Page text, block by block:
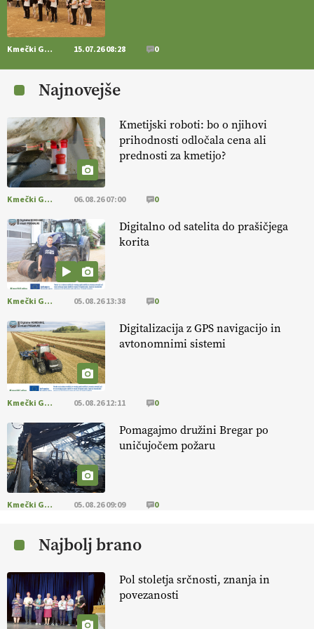
varnost,
okolje in kakovost življenja. VEČ
https://t.co/K0USFPJ5fJ @EUAgri #IMCAP #CAP
https://t.co/vcHhoOixHy
14.07.2026
[EKOloško = LOGIČNO ]
Danes ni pomembna le količina hrane,
ampak tudi način njene pridelave
@EUAgri #imcap #cap #blog https://t.co/2sllAmcKwG
[EKOloško = LOGIČNO
prilagojene sorte
so temelj uspešne ekološke pridelave.
https://t.co/OQSsax7l8V @EUAgri #IMCAP #CAP
https://t.co/PAL0zlhVia
[EKOloško = LOGIČNO
aronije
v dobrem desetletju zrasla v uspešno kmetijsko in
podjetniško zgodbo.
#IMCAP #CAP https://t.co/xp1oihBDaJ
[EKOloško = LOGIČNO
v tujini
. Zato je ekološka pridelava odlična priložnost za slovenske
vinarje
. VEČ
https://t.co/XAe9EbeAbK @EUAgri #IMCAP #CAP
https://t.co/01qpoeLyNP
kmetijstva in uspešno prenovo kmetij
. VEČ
https://t.co/RRn8unbwXp @EUAgri #IMCAP #CAP
https://t.co/mnLHFv2VuP
Kmečki Glas 15.07.26 08:28 0
Najnovejše
Kmetijski roboti: bo o njihovi
prihodnosti odločala cena ali
prednosti za kmetijo?
Kmečki Glas 06.08.26 07:00 0
Digitalno od satelita do prašičjega
korita
Kmečki Glas 05.08.26 13:38 0
Digitalizacija z GPS navigacijo in
avtonomnimi sistemi
Kmečki Glas 05.08.26 12:11 0
Pomagajmo družini Bregar po
uničujočem požaru
Kmečki Glas 05.08.26 09:09 0
Najbolj brano
Pol stoletja srčnosti, znanja in
povezanosti